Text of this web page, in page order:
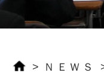
ＮＥＷＳ